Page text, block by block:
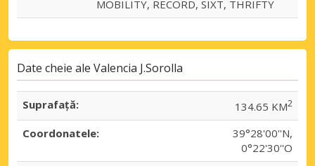
MOBILITY, RECORD, SIXT, THRIFTY
Date cheie ale Valencia J.Sorolla
Suprafaţă: 134.65 KM2
Coordonatele:
39°28'00''N,
0°22'30''O